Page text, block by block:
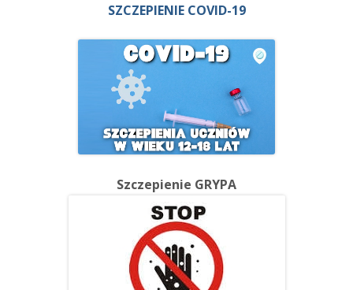
SZCZEPIENIE COVID-19
Szczepienie GRYPA